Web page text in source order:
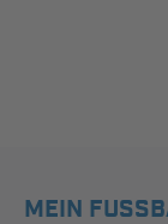
MEIN